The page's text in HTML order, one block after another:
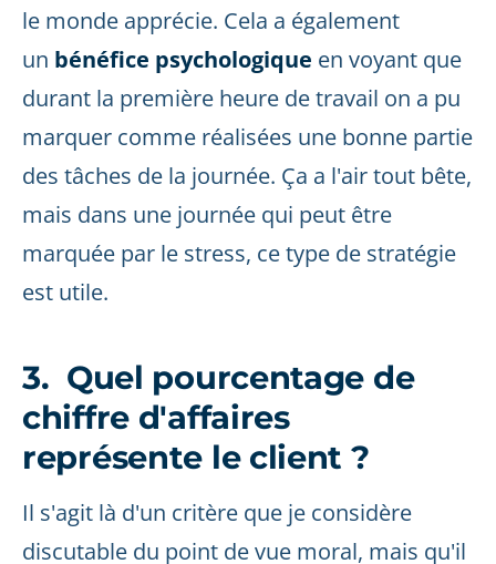
le monde apprécie. Cela a également
un bénéfice psychologique en voyant que
durant la première heure de travail on a pu
marquer comme réalisées une bonne partie
des tâches de la journée. Ça a l'air tout bête,
mais dans une journée qui peut être
marquée par le stress, ce type de stratégie
est utile.
3. Quel pourcentage de
chiffre d'affaires
représente le client ?
Il s'agit là d'un critère que je considère
discutable du point de vue moral, mais qu'il